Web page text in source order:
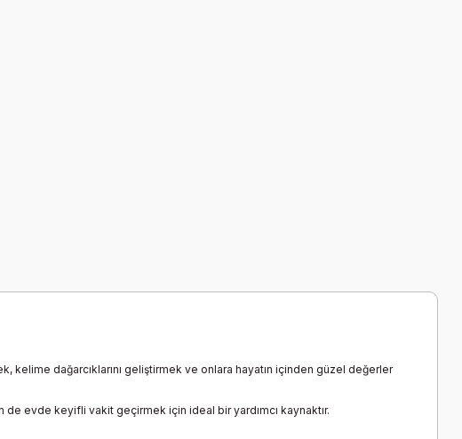
kelime dağarcıklarını geliştirmek ve onlara hayatın içinden güzel değerler
evde keyifli vakit geçirmek için ideal bir yardımcı kaynaktır.